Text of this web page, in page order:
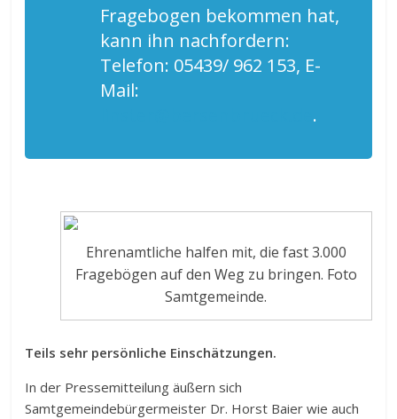
Fragebogen bekommen hat,
kann ihn nachfordern:
Telefon: 05439/ 962 153, E-
Mail:
.
Ehrenamtliche halfen mit, die fast 3.000
Fragebögen auf den Weg zu bringen. Foto
Samtgemeinde.
Teils sehr persönliche Einschätzungen.
In der Pressemitteilung äußern sich
Samtgemeindebürgermeister Dr. Horst Baier wie auch